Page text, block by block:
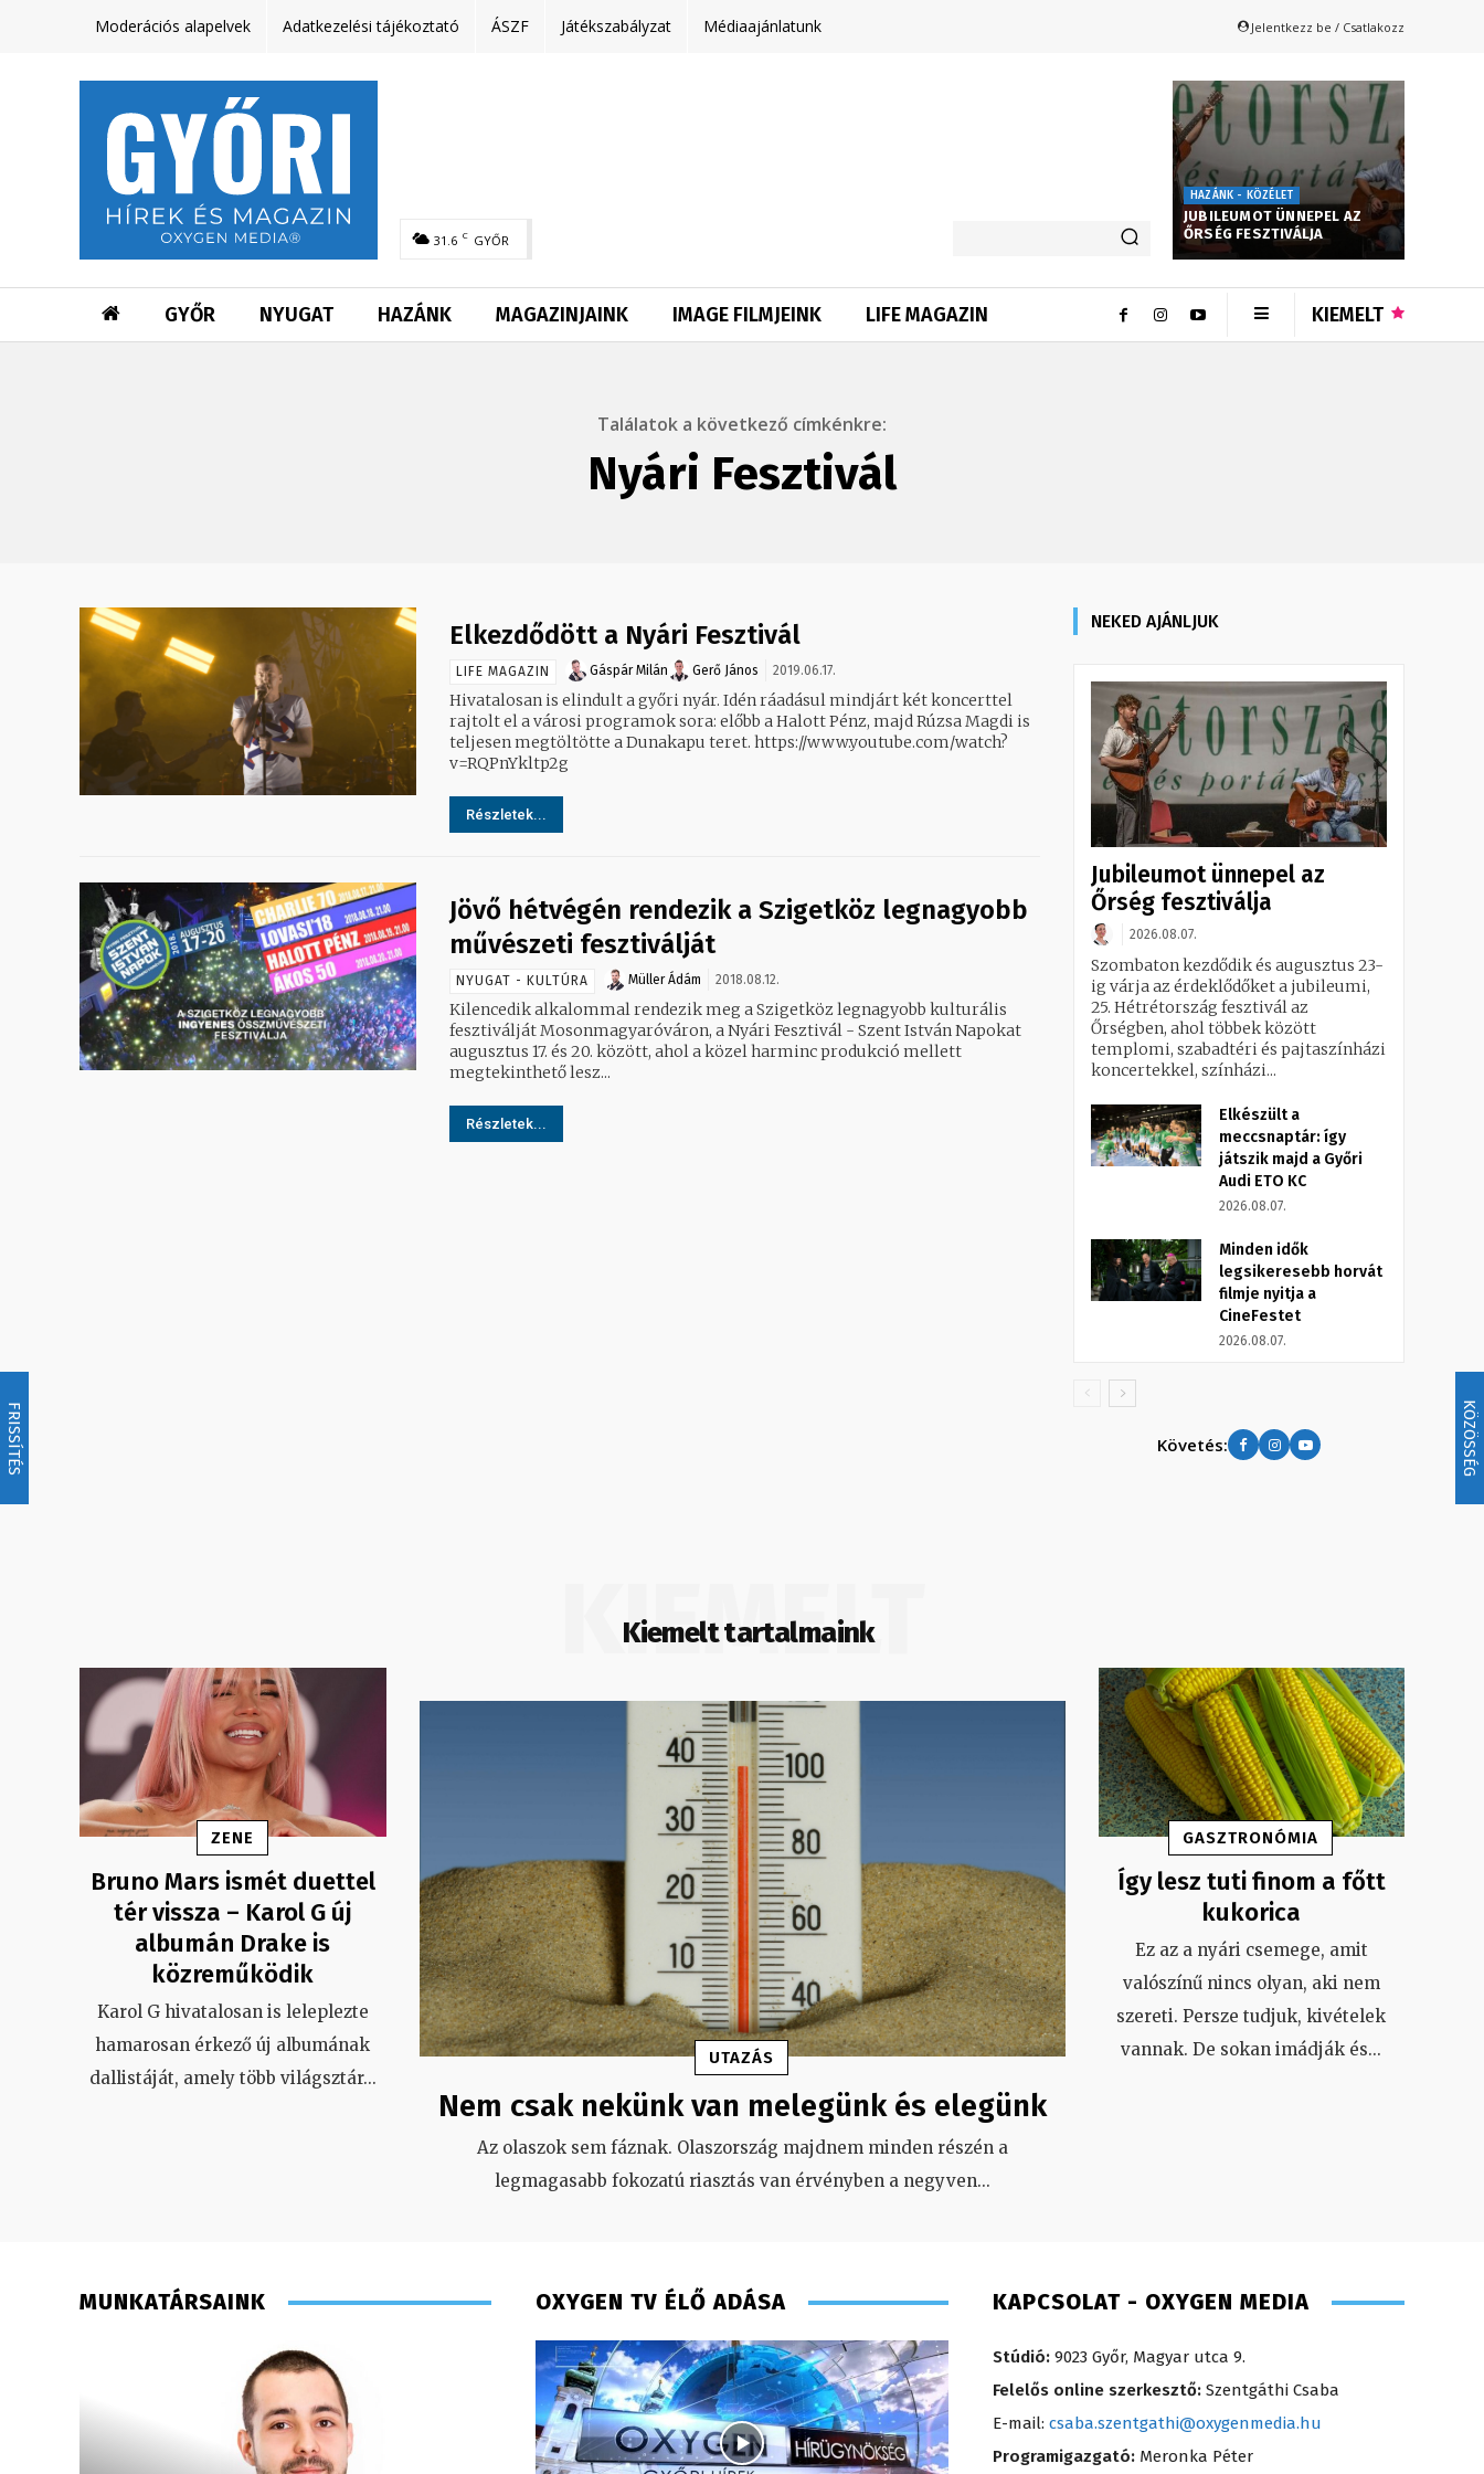
FRISSÍTÉS KÖZÖSSÉG
Moderációs alapelvek Adatkezelési tájékoztató ÁSZF Játékszabályzat Médiaajánlatunk Jelentkezz be / Csatlakozz
31.6 C GYŐR
HAZÁNK - KÖZÉLET
JUBILEUMOT ÜNNEPEL AZ
ŐRSÉG FESZTIVÁLJA
GYŐR NYUGAT HAZÁNK MAGAZINJAINK IMAGE FILMJEINK LIFE MAGAZIN KIEMELT
Találatok a következő címkénkre:
Nyári Fesztivál
Elkezdődött a Nyári Fesztivál
LIFE MAGAZIN Gáspár Milán Gerő János 2019.06.17.
Hivatalosan is elindult a győri nyár. Idén ráadásul mindjárt két koncerttel
rajtolt el a városi programok sora: előbb a Halott Pénz, majd Rúzsa Magdi is
teljesen megtöltötte a Dunakapu teret. https://www.youtube.com/watch?
v=RQPnYkltp2g
Részletek...
Jövő hétvégén rendezik a Szigetköz legnagyobb
művészeti fesztiválját
NYUGAT - KULTÚRA Müller Ádám 2018.08.12.
Kilencedik alkalommal rendezik meg a Szigetköz legnagyobb kulturális
fesztiválját Mosonmagyaróváron, a Nyári Fesztivál - Szent István Napokat
augusztus 17. és 20. között, ahol a közel harminc produkció mellett
megtekinthető lesz...
Részletek...
NEKED AJÁNLJUK
Jubileumot ünnepel az
Őrség fesztiválja
2026.08.07.
Szombaton kezdődik és augusztus 23-
ig várja az érdeklődőket a jubileumi,
25. Hétrétország fesztivál az
Őrségben, ahol többek között
templomi, szabadtéri és pajtaszínházi
koncertekkel, színházi...
Elkészült a
meccsnaptár: így
játszik majd a Győri
Audi ETO KC
2026.08.07.
Minden idők
legsikeresebb horvát
filmje nyitja a
CineFestet
2026.08.07.
Követés:
Kiemelt tartalmaink
KIEMELT
ZENE
Bruno Mars ismét duettel
tér vissza – Karol G új
albumán Drake is
közreműködik
Karol G hivatalosan is leleplezte
hamarosan érkező új albumának
dallistáját, amely több világsztár...
UTAZÁS
Nem csak nekünk van melegünk és elegünk
Az olaszok sem fáznak. Olaszország majdnem minden részén a
legmagasabb fokozatú riasztás van érvényben a negyven...
GASZTRONÓMIA
Így lesz tuti finom a főtt
kukorica
Ez az a nyári csemege, amit
valószínű nincs olyan, aki nem
szereti. Persze tudjuk, kivételek
vannak. De sokan imádják és...
MUNKATÁRSAINK OXYGEN TV ÉLŐ ADÁSA KAPCSOLAT - OXYGEN MEDIA
Stúdió: 9023 Győr, Magyar utca 9.
Felelős online szerkesztő: Szentgáthi Csaba
E-mail: csaba.szentgathi@oxygenmedia.hu
Programigazgató: Meronka Péter